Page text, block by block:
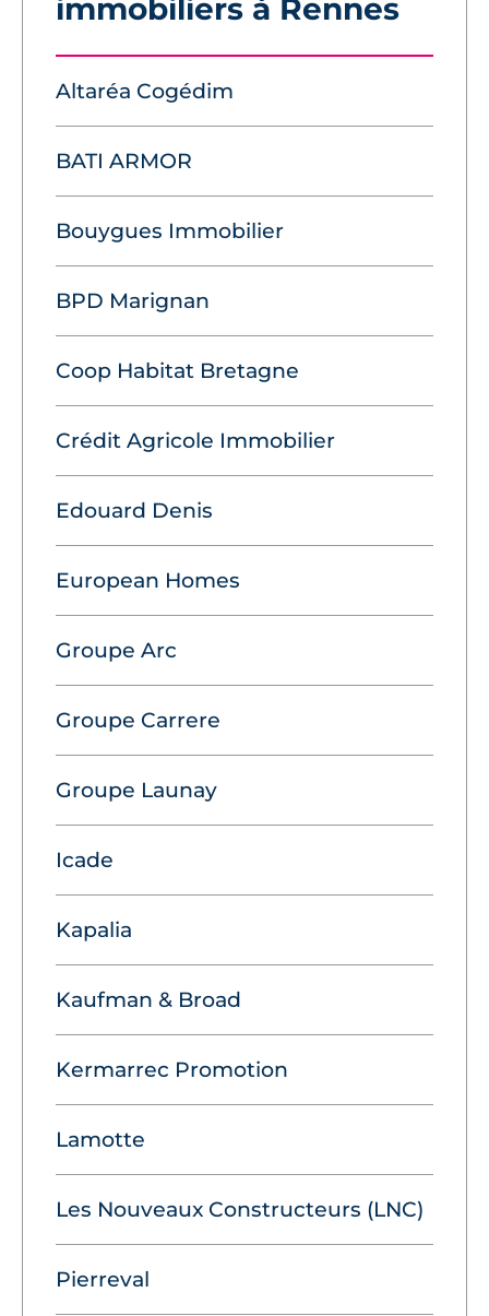
immobiliers à Rennes
Altaréa Cogédim
BATI ARMOR
Bouygues Immobilier
BPD Marignan
Coop Habitat Bretagne
Crédit Agricole Immobilier
Edouard Denis
European Homes
Groupe Arc
Groupe Carrere
Groupe Launay
Icade
Kapalia
Kaufman & Broad
Kermarrec Promotion
Lamotte
Les Nouveaux Constructeurs (LNC)
Pierreval